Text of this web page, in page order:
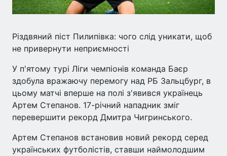
Різдвяний піст Пилипівка: чого слід уникати, щоб
не привернути неприємності
У п'ятому турі Ліги чемпіонів команда Баєр
здобула вражаючу перемогу над РБ Зальцбург, в
цьому матчі вперше на полі з'явився українець
Артем Степанов. 17-річний нападник зміг
перевершити рекорд Дмитра Чигринського.
Артем Степанов встановив новий рекорд серед
українських футболістів, ставши наймолодшим